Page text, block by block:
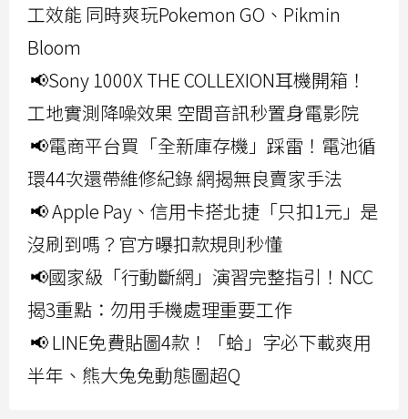
工效能 同時爽玩Pokemon GO、Pikmin
Bloom
📢Sony 1000X THE COLLEXION耳機開箱！
工地實測降噪效果 空間音訊秒置身電影院
📢電商平台買「全新庫存機」踩雷！電池循
環44次還帶維修紀錄 網揭無良賣家手法
📢 Apple Pay、信用卡搭北捷「只扣1元」是
沒刷到嗎？官方曝扣款規則秒懂
📢國家級「行動斷網」演習完整指引！NCC
揭3重點：勿用手機處理重要工作
📢 LINE免費貼圖4款！「蛤」字必下載爽用
半年、熊大兔兔動態圖超Q